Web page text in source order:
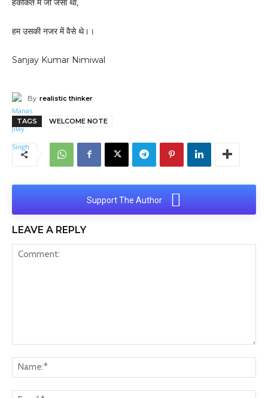
हकीकत में जो जैसा था,
हम उसकी नजर में वैसे थे।।
Sanjay Kumar Nimiwal
By realistic thinker
TAGS WELCOME NOTE
Support The Author
LEAVE A REPLY